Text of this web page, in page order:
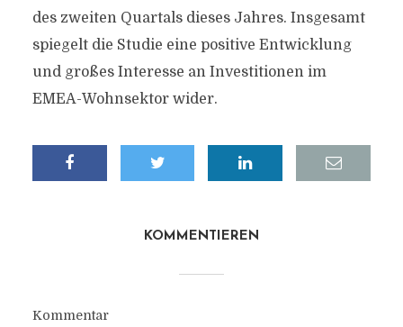
des zweiten Quartals dieses Jahres. Insgesamt
spiegelt die Studie eine positive Entwicklung
und großes Interesse an Investitionen im
EMEA-Wohnsektor wider.
KOMMENTIEREN
Kommentar